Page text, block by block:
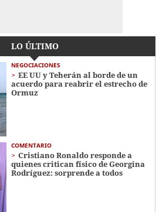
LO ÚLTIMO
NEGOCIACIONES
EE UU y Teherán al borde de un
acuerdo para reabrir el estrecho de
Ormuz
COMENTARIO
Cristiano Ronaldo responde a
quienes critican físico de Georgina
Rodríguez: sorprende a todos